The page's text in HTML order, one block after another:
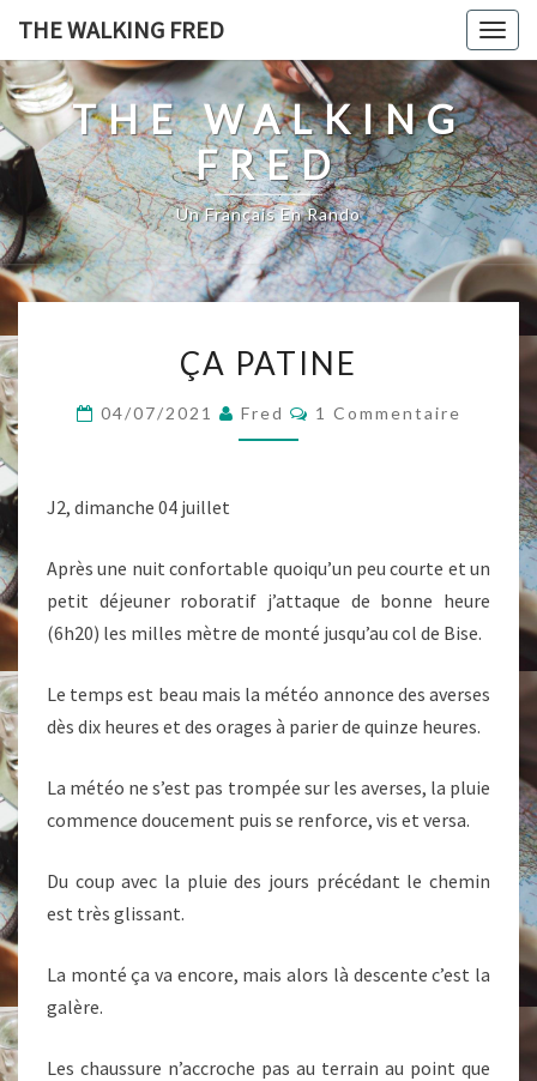
content
THE WALKING FRED
THE WALKING
FRED
Un Français En Rando
PATINE
ÇA PATINE
04/07/2021 Fred Commentaires
1 Commentaire
J2, dimanche 04 juillet
Après une nuit confortable quoiqu’un peu courte et un
petit déjeuner roboratif j’attaque de bonne heure
(6h20) les milles mètre de monté jusqu’au col de Bise.
Le temps est beau mais la météo annonce des averses
dès dix heures et des orages à parier de quinze heures.
La météo ne s’est pas trompée sur les averses, la pluie
commence doucement puis se renforce, vis et versa.
Du coup avec la pluie des jours précédant le chemin
est très glissant.
La monté ça va encore, mais alors là descente c’est la
galère.
Les chaussure n’accroche pas au terrain au point que